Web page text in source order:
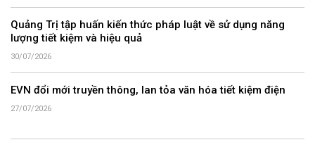
Quảng Trị tập huấn kiến thức pháp luật về sử dụng năng
lượng tiết kiệm và hiệu quả
30/07/2026
EVN đổi mới truyền thông, lan tỏa văn hóa tiết kiệm điện
27/07/2026